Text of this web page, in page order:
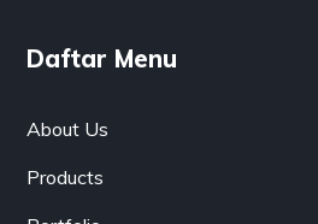
Daftar Menu
About Us
Products